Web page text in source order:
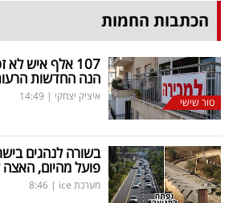
הכתבות החמות
טור שישי
107 אלף איש
הנה החדשות
איציק יצחקי |
14:49
בשורה לנהגים
פועל מהיום,
מערכת ice |
8:46